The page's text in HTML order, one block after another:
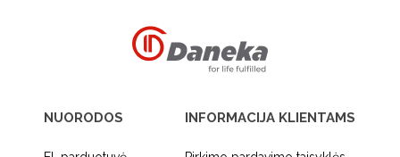
NUORODOS INFORMACIJA KLIENTAMS